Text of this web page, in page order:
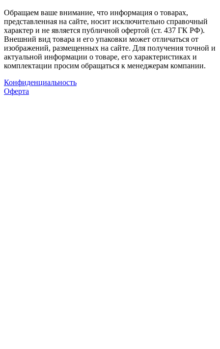
Обращаем ваше внимание, что информация о товарах,
представленная на сайте, носит исключительно справочный
характер и не является публичной офертой (ст. 437 ГК РФ).
Внешний вид товара и его упаковки может отличаться от
изображений, размещенных на сайте. Для получения точной и
актуальной информации о товаре, его характеристиках и
комплектации просим обращаться к менеджерам компании.
Конфиденциальность
Оферта